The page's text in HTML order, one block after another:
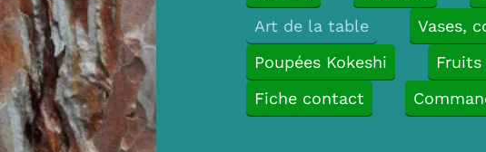
Art de la table
Vases,
Poupées Kokeshi
Fruits
Fiche contact